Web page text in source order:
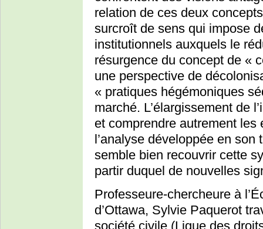
relation de ces deux
surcroît de sens qui impose
institutionnels auxquels le
résurgence du concept de «
une perspective de
« pratiques hégémoniques
marché. L’élargissement de
et comprendre autrement les
l’analyse développée en
semble bien recouvrir cette
partir duquel de nouvelles
Professeure-chercheure à
d’Ottawa, Sylvie Paquerot
société civile (Ligue des